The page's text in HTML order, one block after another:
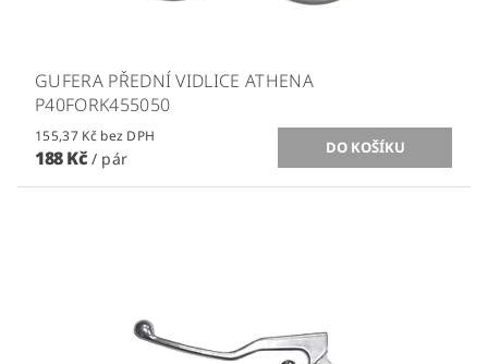
GUFERA PŘEDNÍ VIDLICE ATHENA
P40FORK455050
155,37 Kč bez DPH
188 Kč / pár